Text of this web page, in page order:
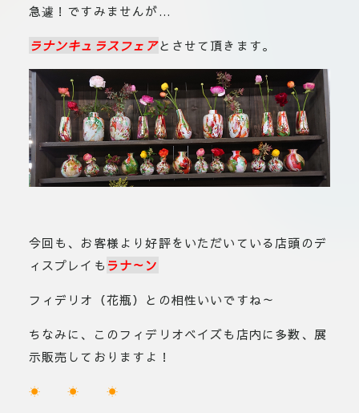
急遽！ですみませんが…
ラナンキュラスフェアとさせて頂きます。
今回も、お客様より好評をいただいている店頭のデ
ィスプレイも ラナ～ン
フィデリオ（花瓶）との相性いいですね～
ちなみに、このフィデリオベイズも店内に多数、展
示販売しておりますよ！
☀ ☀ ☀
Tokyo
shokubutsu zufu
facebook